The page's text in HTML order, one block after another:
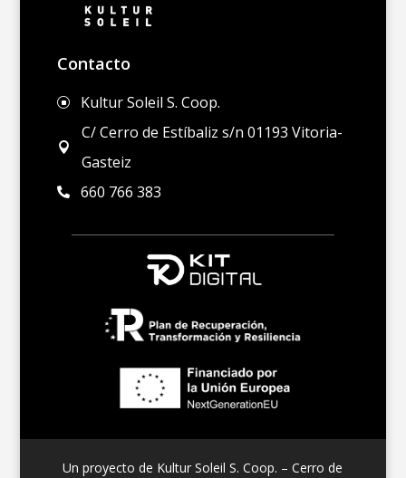
Contacto
] Kultur Soleil S. Coop.

C/ Cerro de Estíbaliz s/n 01193 Vitoria-
Gasteiz
 660 766 383
Un proyecto de Kultur Soleil S. Coop. – Cerro de